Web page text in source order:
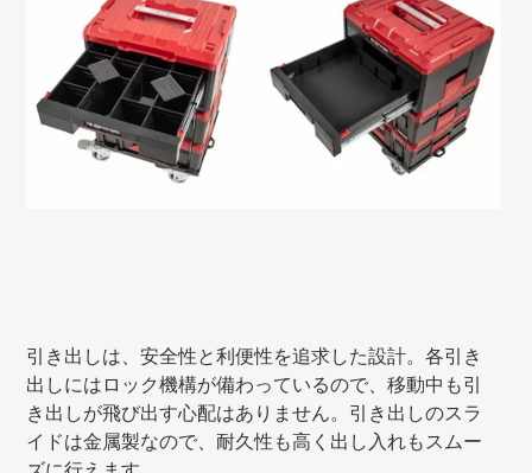
引き出しは、安全性と利便性を追求した設計。各引き
出しにはロック機構が備わっているので、移動中も引
き出しが飛び出す心配はありません。引き出しのスラ
イドは金属製なので、耐久性も高く出し入れもスムー